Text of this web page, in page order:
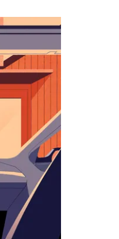
التقويم
واختيار
اضغط
زر
الخروج
التقويم.